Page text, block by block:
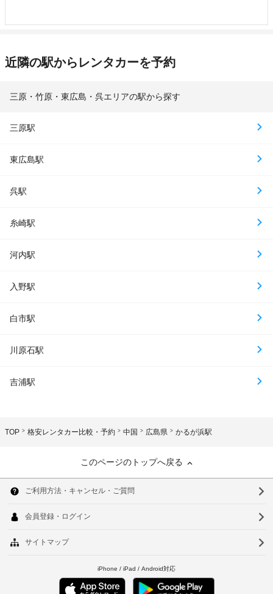
近隣の駅からレンタカーを予約
三原・竹原・東広島・呉エリアの駅から探す
三原駅
東広島駅
呉駅
糸崎駅
河内駅
入野駅
白市駅
川原石駅
吉浦駅
TOP 格安レンタカー比較・予約 中国 広島県 かるが浜駅
このページのトップへ戻る